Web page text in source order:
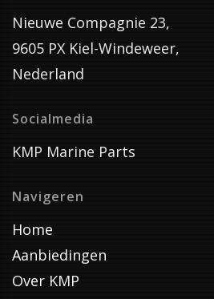
Nieuwe Compagnie 23,
9605 PX Kiel-Windeweer,
Nederland
Socialmedia
KMP Marine Parts
Navigeren
Home
Aanbiedingen
Over KMP